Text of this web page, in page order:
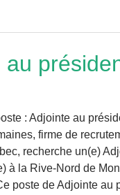
au
: Adjointe au
firme de
recherche un(e)
à la Rive-Nord de
poste de Adjointe au